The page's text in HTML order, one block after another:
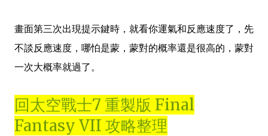
畫面第三次出現提示鍵時，就看你運氣和反應速度了，先
不談反應速度，哪怕是蒙，蒙對的概率還是很高的，蒙對
一次大概率就過了。
回太空戰士7 重製版 Final
Fantasy VII 攻略整理